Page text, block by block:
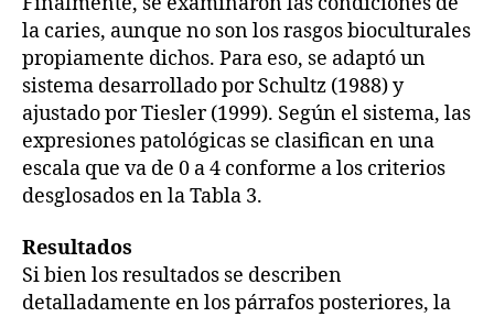
la caries, aunque no son los rasgos bioculturales
propiamente dichos. Para eso, se adaptó un
sistema desarrollado por Schultz (1988) y
ajustado por Tiesler (1999). Según el sistema, las
expresiones patológicas se clasifican en una
escala que va de 0 a 4 conforme a los criterios
desglosados en la Tabla 3.
Resultados
Si bien los resultados se describen
detalladamente en los párrafos posteriores, la